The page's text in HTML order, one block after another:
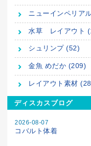
ニューインペリア
水草 レイアウト
シュリンプ (52)
金魚 めだか (209)
レイアウト素材
ディスカスブログ
2026-08-07
コバルト体着